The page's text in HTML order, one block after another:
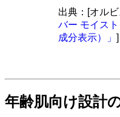
出典：[オル
バー モイス
成分表示）」 ]
年齢肌向け設計